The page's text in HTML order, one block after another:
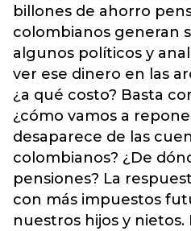
billones de ahorro
colombianos generan
algunos políticos y
ver ese dinero en las
¿a qué costo? Basta
¿cómo vamos a
desaparece de las
colombianos? ¿De
pensiones? La
con más impuestos
nuestros hijos y